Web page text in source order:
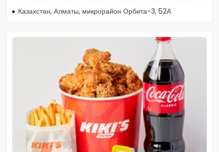
Казахстан, Алматы, микрорайон Орбита-3, 52А